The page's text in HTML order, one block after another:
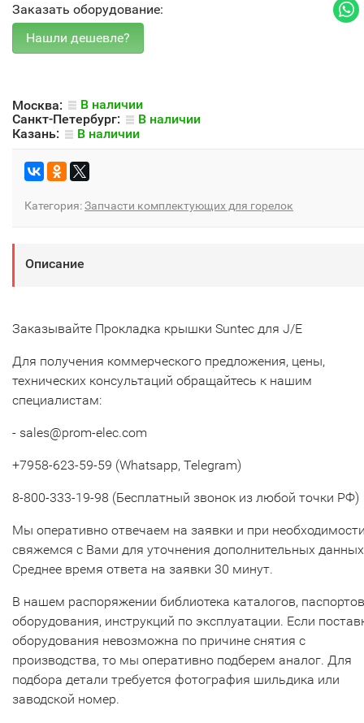
Заказать оборудование:
Москва:
В наличии
Санкт-Петербург:
В наличии
Казань:
В наличии
Категория:Запчасти комплектующих для горелок
Описание
Заказывайте Прокладка крышки Suntec для J/E
Для получения коммерческого предложения, цены,
технических консультаций обращайтесь к нашим
специалистам:
- sales@prom-elec.com
+7958-623-59-59 (Whatsapp, Telegram)
8-800-333-19-98 (Бесплатный звонок из любой точки РФ)
Мы оперативно отвечаем на заявки и при
свяжемся с Вами для уточнения дополнительных
Среднее время ответа на заявки 30 минут.
В нашем распоряжении библиотека каталогов, паспортов
оборудования, инструкций по эксплуатации. Если
оборудования невозможна по причине снятия с
производства, то мы оперативно подберем аналог. Для
подбора детали требуется фотография шильдика или
заводской номер.